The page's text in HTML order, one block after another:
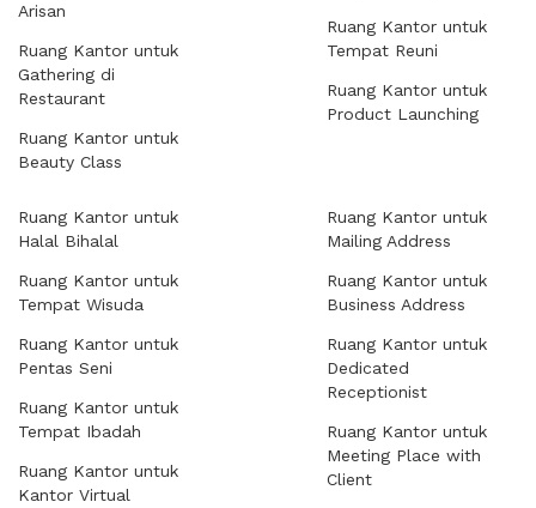
Arisan
Ruang Kantor untuk
Gathering di
Restaurant
Ruang Kantor untuk
Beauty Class
Ruang Kantor untuk
Tempat Reuni
Ruang Kantor untuk
Product Launching
Ruang Kantor untuk
Halal Bihalal
Ruang Kantor untuk
Tempat Wisuda
Ruang Kantor untuk
Pentas Seni
Ruang Kantor untuk
Tempat Ibadah
Ruang Kantor untuk
Kantor Virtual
Ruang Kantor untuk
Mailing Address
Ruang Kantor untuk
Business Address
Ruang Kantor untuk
Dedicated
Receptionist
Ruang Kantor untuk
Meeting Place with
Client